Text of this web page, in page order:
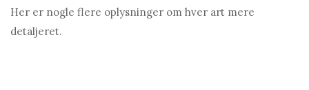
Her er nogle flere oplysninger om hver art mere
detaljeret.